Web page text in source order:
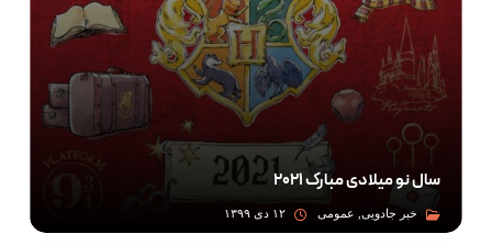
سال نو میلادی مبارک ۲۰۲۱
۱۲ دی ۱۳۹۹ خبر جادویی, عمومی